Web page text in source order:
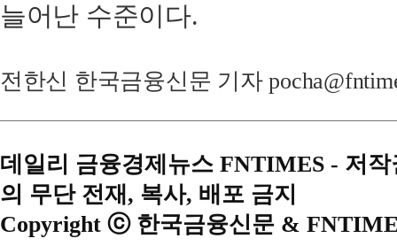
늘어난 수준이다.
전한신 한국금융신문 기자
데일리 금융경제뉴스 FNTIMES - 저
의 무단 전재, 복사, 배포 금지
Copyright ⓒ 한국금융신문 &